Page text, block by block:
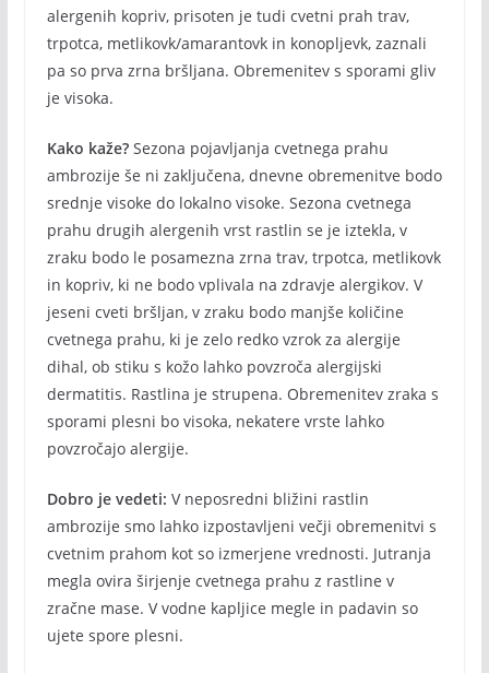
alergenih kopriv, prisoten je tudi cvetni prah trav,
trpotca, metlikovk/amarantovk in konopljevk, zaznali
pa so prva zrna bršljana. Obremenitev s sporami gliv
je visoka.
Kako kaže?Sezona pojavljanja cvetnega prahu
ambrozije še ni zaključena, dnevne obremenitve bodo
srednje visoke do lokalno visoke. Sezona cvetnega
prahu drugih alergenih vrst rastlin se je iztekla, v
zraku bodo le posamezna zrna trav, trpotca, metlikovk
in kopriv, ki ne bodo vplivala na zdravje alergikov. V
jeseni cveti bršljan, v zraku bodo manjše količine
cvetnega prahu, ki je zelo redko vzrok za alergije
dihal, ob stiku s kožo lahko povzroča alergijski
dermatitis. Rastlina je strupena. Obremenitev zraka s
sporami plesni bo visoka, nekatere vrste lahko
povzročajo alergije.
Dobro je vedeti: V neposredni bližini rastlin
ambrozije smo lahko izpostavljeni večji obremenitvi s
cvetnim prahom kot so izmerjene vrednosti. Jutranja
megla ovira širjenje cvetnega prahu z rastline v
zračne mase. V vodne kapljice megle in padavin so
ujete spore plesni.